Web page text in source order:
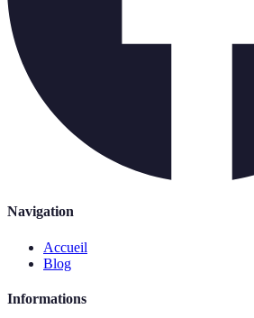
Navigation
Accueil
Blog
Informations